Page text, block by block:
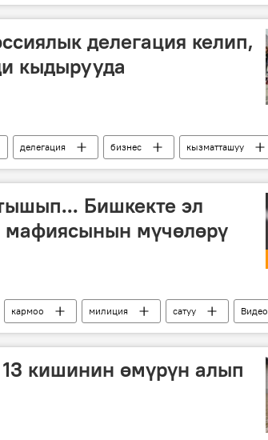
Колумнисттер Аналитика
делегация келип,
кыдырууда
делегация бизнес кызматташуу
Бишкекте эл
мафиясынын мүчөлөрү
кармоо милиция сатуу
Видео
кишинин өмүрүн алып